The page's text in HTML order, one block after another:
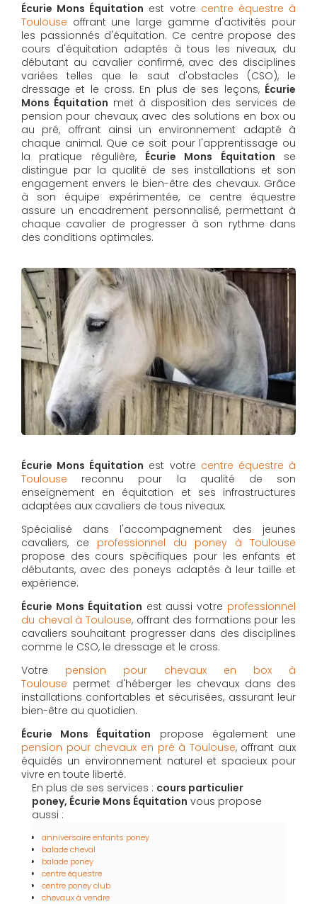
Écurie Mons Équitation est votre centre équestre à
Toulouse offrant une large gamme d'activités pour
les passionnés d'équitation. Ce centre propose des
cours d'équitation adaptés à tous les niveaux, du
débutant au cavalier confirmé, avec des disciplines
variées telles que le saut d'obstacles (CSO), le
dressage et le cross. En plus de ses leçons, Écurie
Mons Équitation met à disposition des services de
pension pour chevaux, avec des solutions en box ou
au pré, offrant ainsi un environnement adapté à
chaque animal. Que ce soit pour l'apprentissage ou
la pratique régulière, Écurie Mons Équitation se
distingue par la qualité de ses installations et son
engagement envers le bien-être des chevaux. Grâce
à son équipe expérimentée, ce centre équestre
assure un encadrement personnalisé, permettant à
chaque cavalier de progresser à son rythme dans
des conditions optimales.
Écurie Mons Équitation est votre centre équestre à
Toulouse reconnu pour la qualité de son
enseignement en équitation et ses infrastructures
adaptées aux cavaliers de tous niveaux.
Spécialisé dans l'accompagnement des jeunes
cavaliers, ce professionnel du poney à Toulouse
propose des cours spécifiques pour les enfants et
débutants, avec des poneys adaptés à leur taille et
expérience.
Écurie Mons Équitation est aussi votre professionnel
du cheval à Toulouse, offrant des formations pour les
cavaliers souhaitant progresser dans des disciplines
comme le CSO, le dressage et le cross.
Votre pension pour chevaux en box à
Toulouse permet d'héberger les chevaux dans des
installations confortables et sécurisées, assurant leur
bien-être au quotidien.
Écurie Mons Équitation propose également une
pension pour chevaux en pré à Toulouse, offrant aux
équidés un environnement naturel et spacieux pour
vivre en toute liberté.
En plus de ses services : cours particulier
poney, Écurie Mons Équitation vous propose
aussi :
anniversaire enfants poney
balade cheval
balade poney
centre équestre
centre poney club
chevaux à vendre